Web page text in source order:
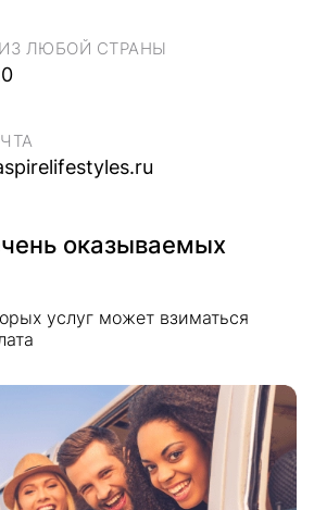
ЛЮБОЙ СТРАНЫ
оказываемых
услуг может взиматься